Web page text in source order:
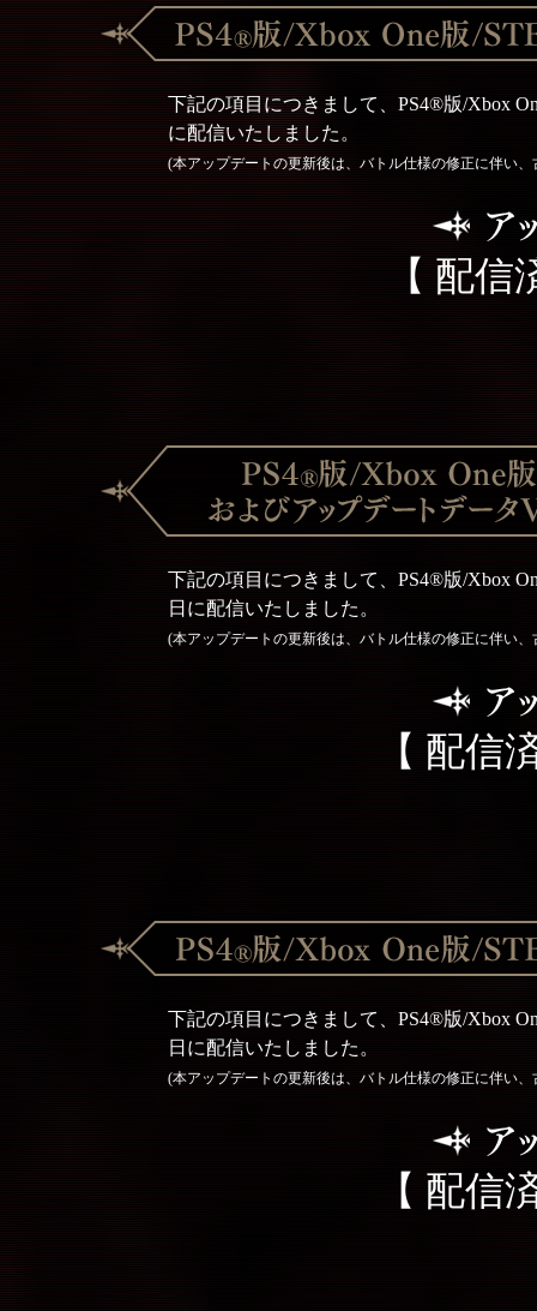
下記の項目につきまして、PS4®版/Xbox
に配信いたしました。
(本アップデートの更新後は、バトル仕様の修正に伴い
【 配
下記の項目につきまして、PS4®版/Xbox
日に配信いたしました。
(本アップデートの更新後は、バトル仕様の修正に伴い
【 配信
下記の項目につきまして、PS4®版/Xbox
日に配信いたしました。
(本アップデートの更新後は、バトル仕様の修正に伴い
【 配信